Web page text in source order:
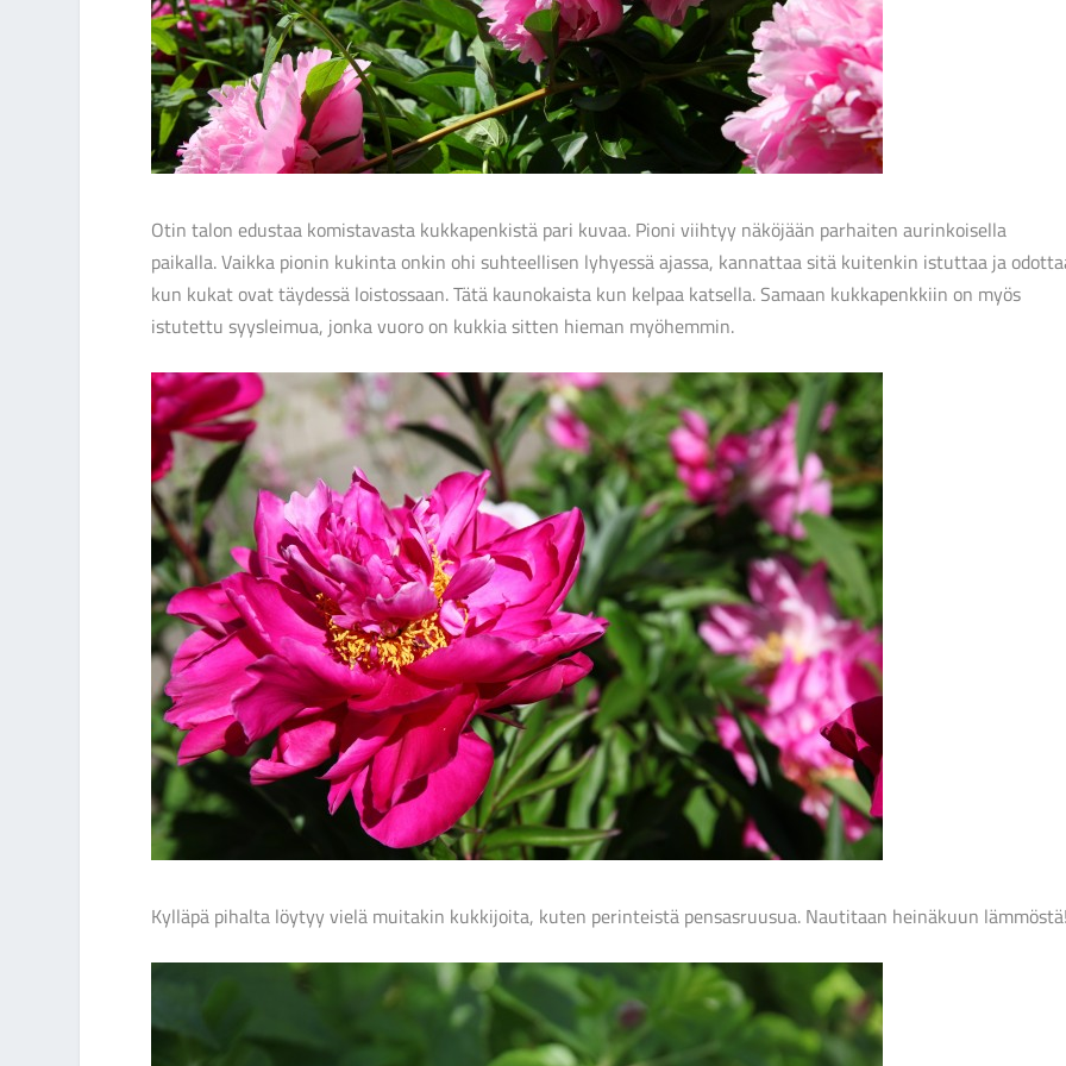
Otin talon edustaa komistavasta kukkapenkistä pari kuvaa. Pioni viihtyy näköjään parhaiten aurinkoisella
paikalla. Vaikka pionin kukinta onkin ohi suhteellisen lyhyessä ajassa, kannattaa sitä kuitenkin istuttaa ja
kun kukat ovat täydessä loistossaan. Tätä kaunokaista kun kelpaa katsella. Samaan kukkapenkkiin on myös
istutettu syysleimua, jonka vuoro on kukkia sitten hieman myöhemmin.
Kylläpä pihalta löytyy vielä muitakin kukkijoita, kuten perinteistä pensasruusua. Nautitaan heinäkuun